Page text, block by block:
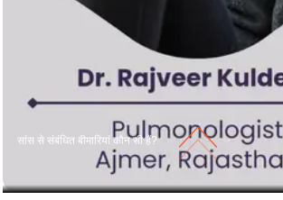
सांस से संबंधित बीमारियां कौन सी हैं?